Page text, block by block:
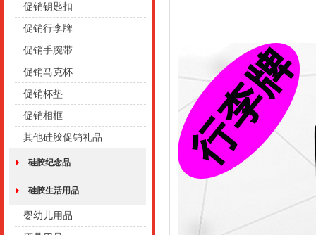
促销钥匙扣
促销行李牌
促销手腕带
促销马克杯
促销杯垫
促销相框
其他硅胶促销礼品
硅胶纪念品
硅胶生活用品
婴幼儿用品